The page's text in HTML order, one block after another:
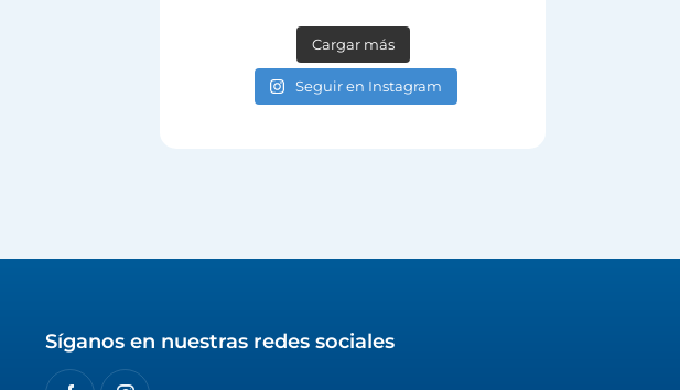
Cargar más
Seguir en Instagram
Síganos en nuestras redes sociales